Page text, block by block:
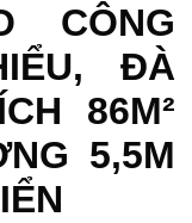
CÔNG
ĐÀ
86M²
5,5M